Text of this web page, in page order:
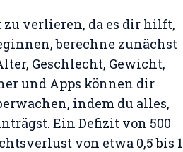
verlieren, da es dir hilft,
berechne zunächst
Geschlecht, Gewicht,
und Apps können dir
indem du alles,
Ein Defizit von 500
von etwa 0,5 bis 1